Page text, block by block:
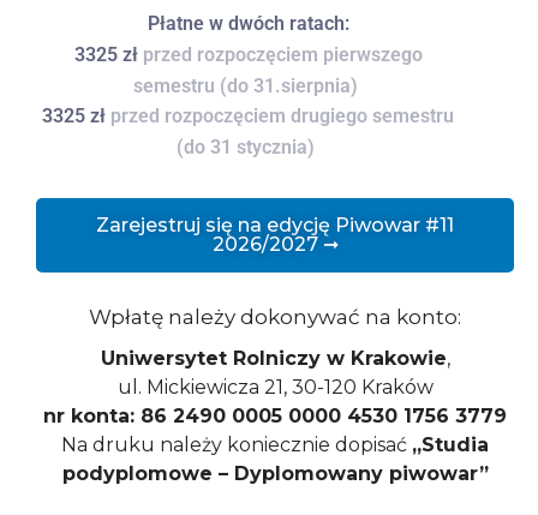
Płatne w dwóch ratach:
3325 zł przed rozpoczęciem pierwszego
semestru (do 31.sierpnia)
3325 zł przed rozpoczęciem drugiego semestru
(do 31 stycznia)
Zarejestruj się na edycję Piwowar #11
2026/2027 ➞
Wpłatę należy dokonywać na konto:
Uniwersytet Rolniczy w Krakowie,
ul. Mickiewicza 21, 30-120 Kraków
nr konta: 86 2490 0005 0000 4530 1756 3779
Na druku należy koniecznie dopisać „Studia
podyplomowe – Dyplomowany piwowar”